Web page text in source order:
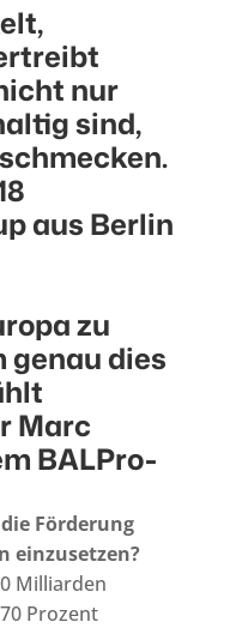
nur
sind,
aus Berlin
zu
genau dies
Marc
BALPro-
Förderung
einzusetzen?
Milliarden
Prozent